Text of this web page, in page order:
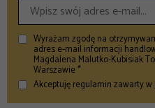
Wyrażam zgodę na
adres e-mail informacji
Magdalena Malutko-Kubisiak
Warszawie *
Akceptuję regulamin zawarty w